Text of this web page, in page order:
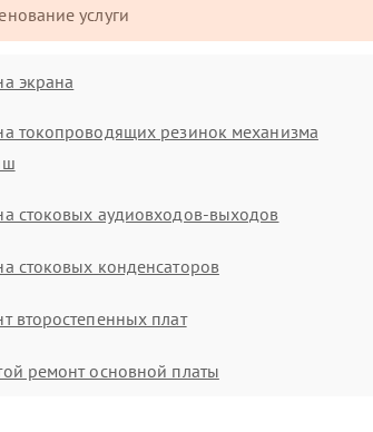
услуги
экрана
токопроводящих резинок механизма
стоковых аудиовходов-выходов
стоковых конденсаторов
второстепенных плат
ремонт основной платы